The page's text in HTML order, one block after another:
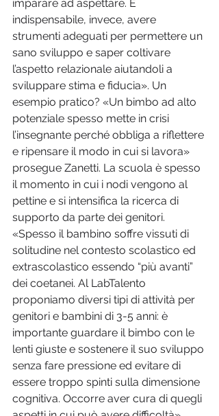
imparare ad aspettare. È
indispensabile, invece, avere
strumenti adeguati per permettere un
sano sviluppo e saper coltivare
l’aspetto relazionale aiutandoli a
sviluppare stima e fiducia». Un
esempio pratico? «Un bimbo ad alto
potenziale spesso mette in crisi
l’insegnante perché obbliga a riflettere
e ripensare il modo in cui si lavora»
prosegue Zanetti. La scuola è spesso
il momento in cui i nodi vengono al
pettine e si intensifica la ricerca di
supporto da parte dei genitori.
«Spesso il bambino soffre vissuti di
solitudine nel contesto scolastico ed
extrascolastico essendo “più avanti”
dei coetanei. Al LabTalento
proponiamo diversi tipi di attività per
genitori e bambini di 3-5 anni: è
importante guardare il bimbo con le
lenti giuste e sostenere il suo sviluppo
senza fare pressione ed evitare di
essere troppo spinti sulla dimensione
cognitiva. Occorre aver cura di quegli